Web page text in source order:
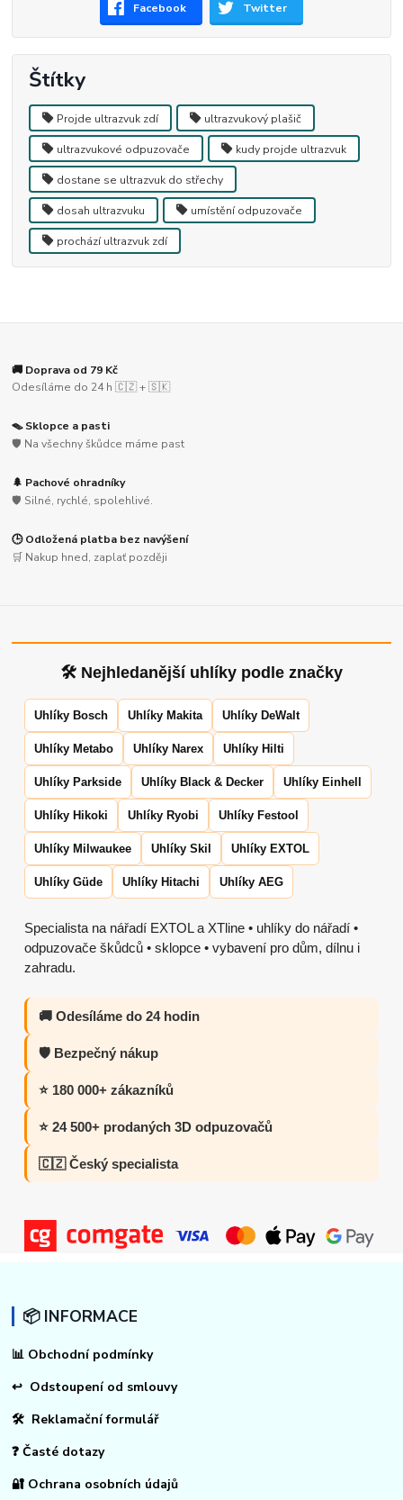
Facebook Twitter
Štítky
Projde ultrazvuk zdí ultrazvukový plašič
ultrazvukové odpuzovače kudy projde ultrazvuk
dostane se ultrazvuk do střechy
dosah ultrazvuku umístění odpuzovače
prochází ultrazvuk zdí
🚚 Doprava od 79 Kč
Odesíláme do 24 h 🇨🇿 + 🇸🇰
🪤 Sklopce a pasti
🛡️ Na všechny škůdce máme past
🌲 Pachové ohradníky
🛡️ Silné, rychlé, spolehlivé.
🕒 Odložená platba bez navýšení
🛒 Nakup hned, zaplať později
🛠 Nejhledanější uhlíky podle značky
Uhlíky Bosch Uhlíky Makita Uhlíky DeWalt
Uhlíky Metabo Uhlíky Narex Uhlíky Hilti
Uhlíky Parkside Uhlíky Black & Decker Uhlíky Einhell
Uhlíky Hikoki Uhlíky Ryobi Uhlíky Festool
Uhlíky Milwaukee Uhlíky Skil Uhlíky EXTOL
Uhlíky Güde Uhlíky Hitachi Uhlíky AEG
Specialista na nářadí EXTOL a XTline • uhlíky do nářadí •
odpuzovače škůdců • sklopce • vybavení pro dům, dílnu i
zahradu.
🚚 Odesíláme do 24 hodin
🛡️ Bezpečný nákup
⭐ 180 000+ zákazníků
⭐ 24 500+ prodaných 3D odpuzovačů
🇨🇿 Český specialista
📦 INFORMACE
📊 Obchodní podmínky
↩ Odstoupení od smlouvy
🛠 Reklamační formulář
❓ Časté dotazy
🔐 Ochrana osobních údajů